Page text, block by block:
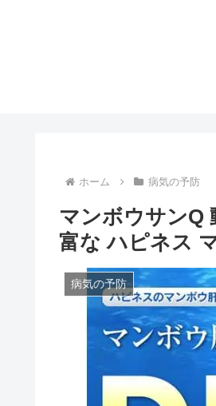
ホーム 病気の予防
マンボウサンQ
富な ハピネス
病気の予防